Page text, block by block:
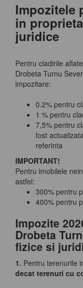
Impozitele
in
juridice
Pentru cladirile
Drobeta Turnu
impozitare:
0.2% pentru
1 % pentru
7,5% pentru
fost
referinta
IMPORTANT!
Pentru imobilele
astfel:
300% pentru
400% pentru
Impozite
Drobeta
fizice si
1. Pentru terenurile
decat terenuri cu